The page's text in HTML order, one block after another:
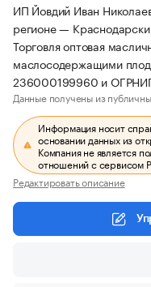
ИП Йовдий Иван
регионе —
Торговля оптовая
маслосодержащими
236000199960 и
Данные получены из
Информация носит
основании данных из
Компания не является
отношений с сервисом
Редактировать описание